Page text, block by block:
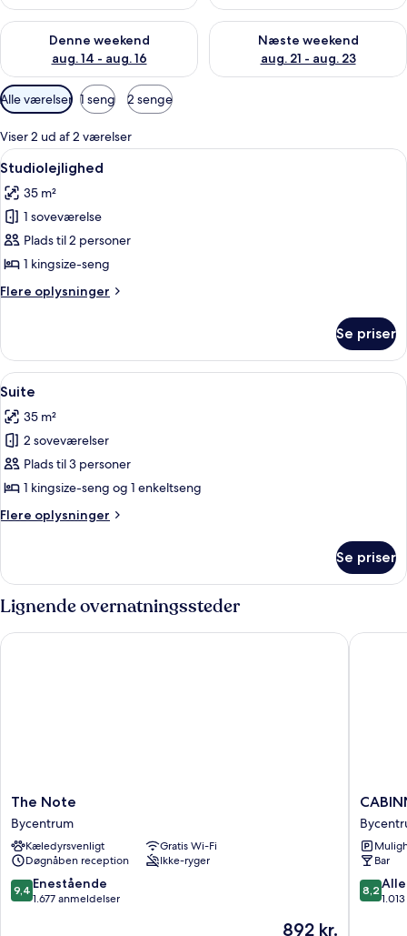
Denne weekend
aug. 14 - aug. 16
Tjek tilgængelighed for denne weekend aug. 14 - aug. 16
Næste weekend
aug. 21 - aug. 23
Tjek tilgængelighed for næste
Tilgængelige
filtre
for
værelser
Alle værelser 1 seng 2 senge
Viser 2 ud af 2 værelser
Indlæs
alle
billeder
af
Studiolejlighed
Et moderne hotelværelse med en
21
Studiolejlighed
35 m²
1 soveværelse
Plads til 2 personer
1 kingsize-seng
Flere oplysninger
Flere
Se priser
Indlæs
alle
billeder
af
Suite
Et moderne hotelværelse med seng,
28
Suite
35 m²
2 soveværelser
Plads til 3 personer
1 kingsize-seng og 1 enkeltseng
Flere oplysninger
Flere
Se priser
Lignende overnatningssteder
The
Note
Bycentrum
The Note
Bycentrum
Kæledyrsvenligt
Gratis Wi-Fi
Døgnåben reception
Ikke-ryger
9.4
ud
9,4 Enestående
1.677 anmeldelser
Prisen
892 kr.
The Note
CABINN
Vejle
Hotel
Bar
8.2
ud
8,2